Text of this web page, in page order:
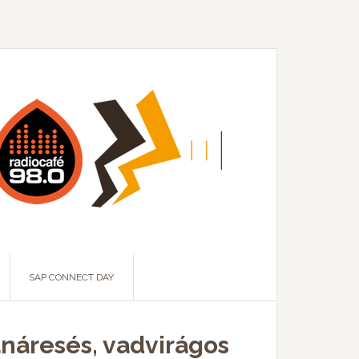
SAP CONNECT DAY
vadvirágos